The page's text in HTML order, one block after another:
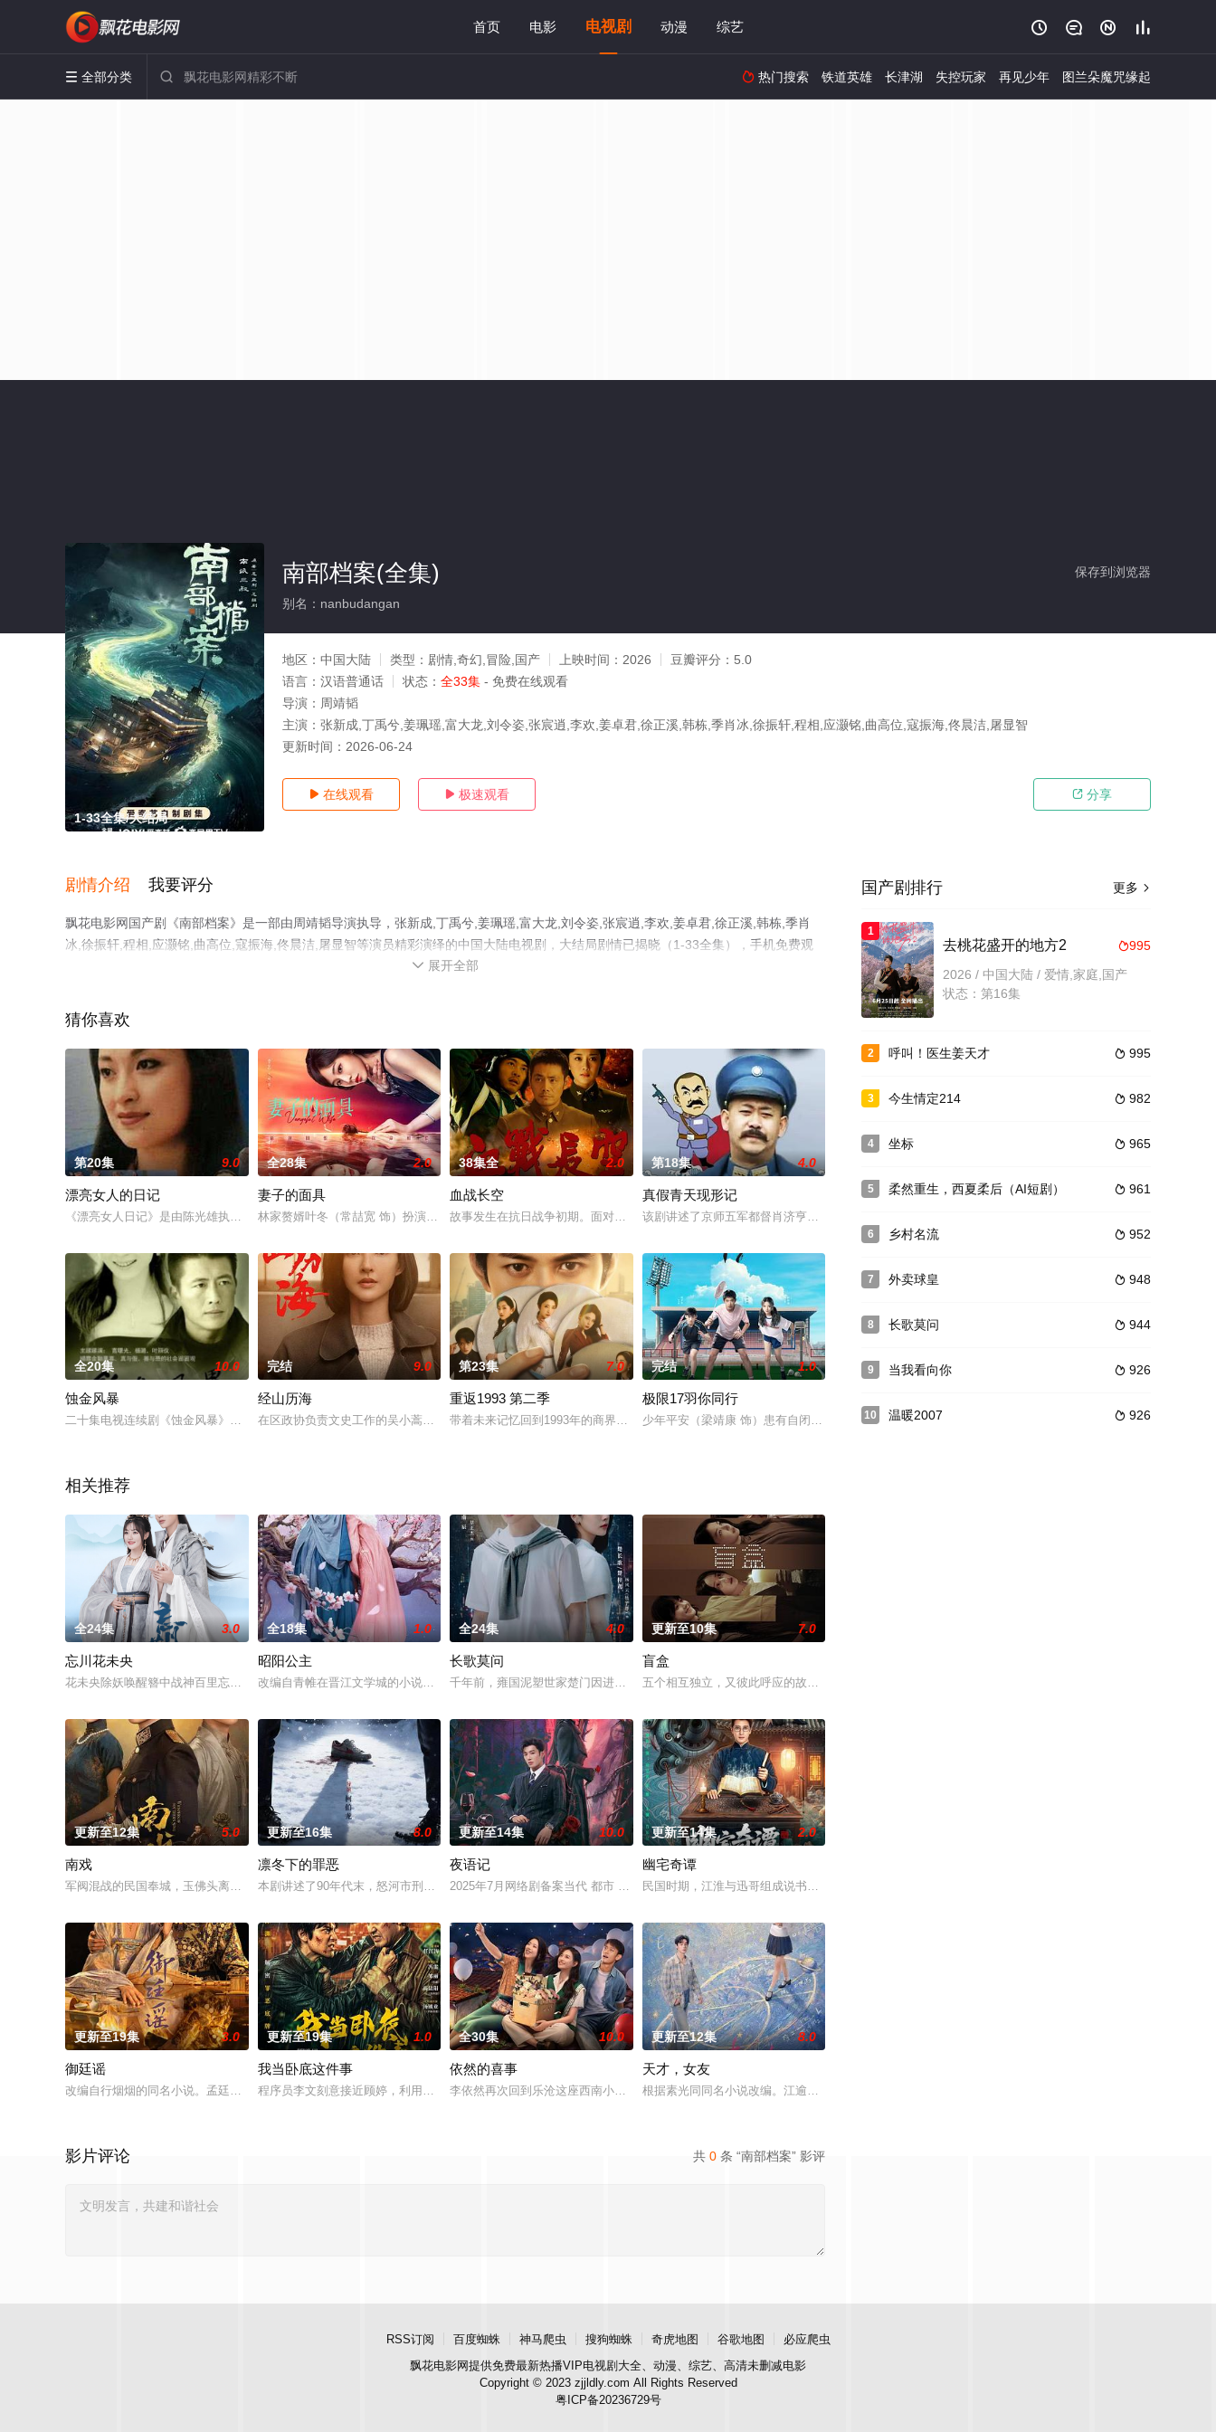
首页 电影 电视剧 动漫 综艺    
 全部分类   热门搜索 铁道英雄 长津湖 失控玩家 再见少年 图兰朵魔咒缘起
1-33全集/大结局
保存到浏览器
南部档案(全集)
别名：nanbudangan
地区： 中国大陆 类型： 剧情,奇幻,冒险,国产 上映时间： 2026 豆瓣评分： 5.0
语言： 汉语普通话 状态： 全33集 - 免费在线观看
导演： 周靖韬
主演： 张新成,丁禹兮,姜珮瑶,富大龙,刘令姿,张宸逍,李欢,姜卓君,徐正溪,韩栋,季肖冰,徐振轩,程相,应灏铭,曲高位,寇振海,佟晨洁,屠显智
更新时间： 2026-06-24
 在线观看  极速观看  分享
剧情介绍 我要评分
飘花电影网国产剧《南部档案》是一部由周靖韬导演执导，张新成,丁禹兮,姜珮瑶,富大龙,刘令姿,张宸逍,李欢,姜卓君,徐正溪,韩栋,季肖
冰,徐振轩,程相,应灏铭,曲高位,寇振海,佟晨洁,屠显智等演员精彩演绎的中国大陆电视剧，大结局剧情已揭晓（1-33全集），手机免费观
看高清无删减完整版电视剧全集就上飘花影院，更多相关信息可移步至豆瓣电视剧、电视猫或剧情网等平台了解。
 展开全部
猜你喜欢
第20集 9.0
漂亮女人的日记
《漂亮女人日记》是由陈光雄执导，王璐瑶、龚朝晖、夏俊等主演的都市情感剧 ...
全28集 2.0
妻子的面具
林家赘婿叶冬（常喆宽 饰）扮演完美丈夫，意图得到林家的一切，妻子林夏（李艺 饰）被其陷害失明，叶冬当着瞎眼妻子的面，
38集全 2.0
血战长空
故事发生在抗日战争初期。面对日军的全面入侵，国民党空军涌现出一批以高云天（邵兵 饰）、刘长岭（沙溢 饰）为首的充满斗
第18集 4.0
真假青天现形记
该剧讲述了京师五军都督肖济亨之子肖无忌和闵州府都师闵德元之女闵乐倩经历重重磨难之后有情人终成眷属
全20集 10.0
蚀金风暴
二十集电视连续剧《蚀金风暴》是一部都市人文景观现代剧，以东方不夜城绚丽多彩的生活为背景，以金融黑幕为素材，深刻解析了
完结 9.0
经山历海
在区政协负责文史工作的吴小蒿，不甘平淡的生活，报考了胶东半岛楷坡镇副镇长。她上任之后才发现，丰满的理想遭遇到了骨感的
第23集 7.0
重返1993 第二季
带着未来记忆回到1993年的商界天才林小凡一路开挂逆袭白手起家，在食品业完成原始积累后进军电子业，老对手陈远贼心不死
完结 1.0
极限17羽你同行
少年平安（梁靖康 饰）患有自闭症，因自己身上显露的运动天赋在羽毛球运动中获得肯定，在与弟弟子豪（祝
相关推荐
全24集 3.0
忘川花未央
花未央除妖唤醒簪中战神百里忘川元神，二人共感相连，一同寻仙草修复肉身。未央动心，却不知自身是身负玄鸟之力的夜族公主，
全18集 1.0
昭阳公主
改编自青帷在晋江文学城的小说《平阳公主》。
全24集 4.0
长歌莫问
千年前，雍国泥塑世家楚门因进贡的“十二生肖”离奇流血炸裂，惨遭满门流放，楚父以死鸣冤。楚家大小姐楚梓鸢带着滔天恨意，
更新至10集 7.0
盲盒
五个相互独立，又彼此呼应的故事——用一场精心策划的“夏令营”完成复仇的受害者；临终前与遗憾和解的“无
更新至12集 5.0
南戏
军阀混战的民国奉城，玉佛头离奇失窃，戏班主横尸戏台，将冷血少帅许又安与昆曲名伶荣筱楠推向不死不休的对立绝境。而他们不
更新至16集 8.0
凛冬下的罪恶
本剧讲述了90年代末，怒河市刑侦支队在无普及监控、无DNA鉴定技术的支持下，通过摸排、勘查等传统刑侦手段，接连破获数
更新至14集 10.0
夜语记
2025年7月网络剧备案当代 都市 海南越酷文化传媒有限公司
更新至14集 2.0
幽宅奇谭
民国时期，江淮与迅哥组成说书班子，偶遇“白天人住屋，晚上鬼占房”的阴阳宅，江淮被掳走配“阴婚”。他与女
更新至19集 3.0
御廷谣
改编自行烟烟的同名小说。孟廷辉，大平王朝有史以来个以女子进士科三元及第入翰林院的奇女子。十年前的她被他从死人堆里救出
更新至19集 1.0
我当卧底这件事
程序员李文刻意接近顾婷，利用顾炎女儿奴的属性，请求老炮儿顾炎带自己用程序员身份卧底电诈集团以求查出未婚妻离奇死亡的真
全30集 10.0
依然的喜事
李依然再次回到乐沧这座西南小城，八年隔阂让母女关系渐行渐远。阴差阳错之下，母女二人包揽了小城的“人生大事”。面对一个
更新至12集 8.0
天才，女友
根据素光同同名小说改编。江逾白长大以后，林知夏忽然对他说：“江逾白，我喜欢你，哲学和生物学意义上的
共 0 条 “南部档案” 影评
影片评论
更多 
国产剧排行
1
995
去桃花盛开的地方2
2026 / 中国大陆 / 爱情,家庭,国产
状态：第16集
2  995
呼叫！医生姜天才
3  982
今生情定214
4  965
坐标
5  961
柔然重生，西夏柔后（AI短剧）
6  952
乡村名流
7  948
外卖球皇
8  944
长歌莫问
9  926
当我看向你
10  926
温暖2007
RSS订阅 百度蜘蛛 神马爬虫 搜狗蜘蛛 奇虎地图 谷歌地图
必应爬虫
飘花电影网提供免费最新热播VIP电视剧大全、动漫、综艺、高清未删减电影
Copyright © 2023 zjjldly.com All Rights Reserved
粤ICP备20236729号